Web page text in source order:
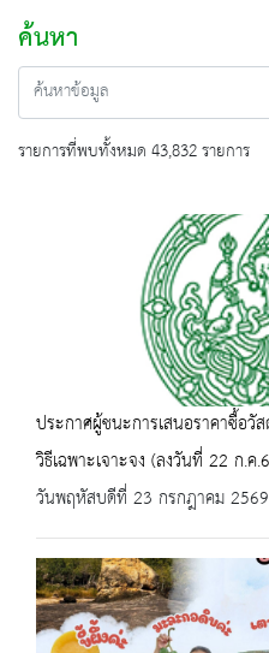
ค้นหา
รายการที่พบทั้งหมด 43,832 รายการ
ประกาศผู้ชนะการเสนอราคาซื้อ
วิธีเฉพาะเจาะจง (ลงวันที่ 22 ก.ค
วันพฤหัสบดีที่ 23 กรกฎาคม